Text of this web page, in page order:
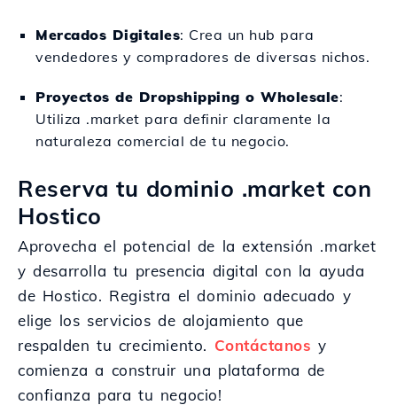
Mercados Digitales: Crea un hub para
vendedores y compradores de diversas nichos.
Proyectos de Dropshipping o Wholesale:
Utiliza .market para definir claramente la
naturaleza comercial de tu negocio.
Reserva tu dominio .market con
Hostico
Aprovecha el potencial de la extensión .market
y desarrolla tu presencia digital con la ayuda
de Hostico. Registra el dominio adecuado y
elige los servicios de alojamiento que
respalden tu crecimiento. Contáctanos y
comienza a construir una plataforma de
confianza para tu negocio!